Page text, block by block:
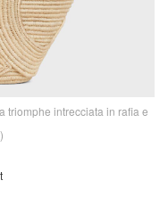
triomphe intrecciata in rafia e